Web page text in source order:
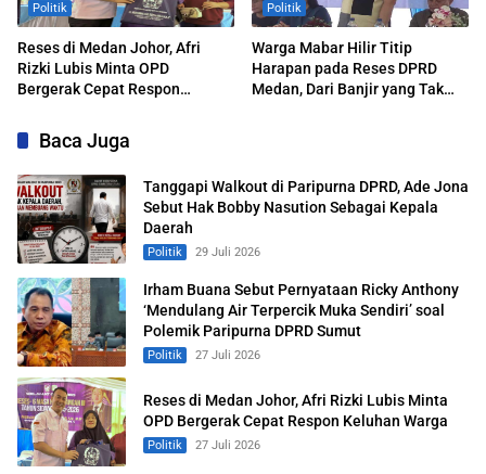
Politik
Reses di Medan Johor, Afri
Rizki Lubis Minta OPD
Bergerak Cepat Respon
Politik
Warga Mabar Hilir Titip
Harapan pada Reses DPRD
Medan, Dari Banjir yang Tak
Baca Juga
Tanggapi Walkout di Paripurna DPRD, Ade Jona
Sebut Hak Bobby Nasution Sebagai Kepala
Daerah
Politik 29 Juli 2026
Irham Buana Sebut Pernyataan Ricky Anthony
‘Mendulang Air Terpercik Muka Sendiri’ soal
Polemik Paripurna DPRD Sumut
Politik 27 Juli 2026
Reses di Medan Johor, Afri Rizki Lubis Minta
OPD Bergerak Cepat Respon Keluhan Warga
Politik 27 Juli 2026